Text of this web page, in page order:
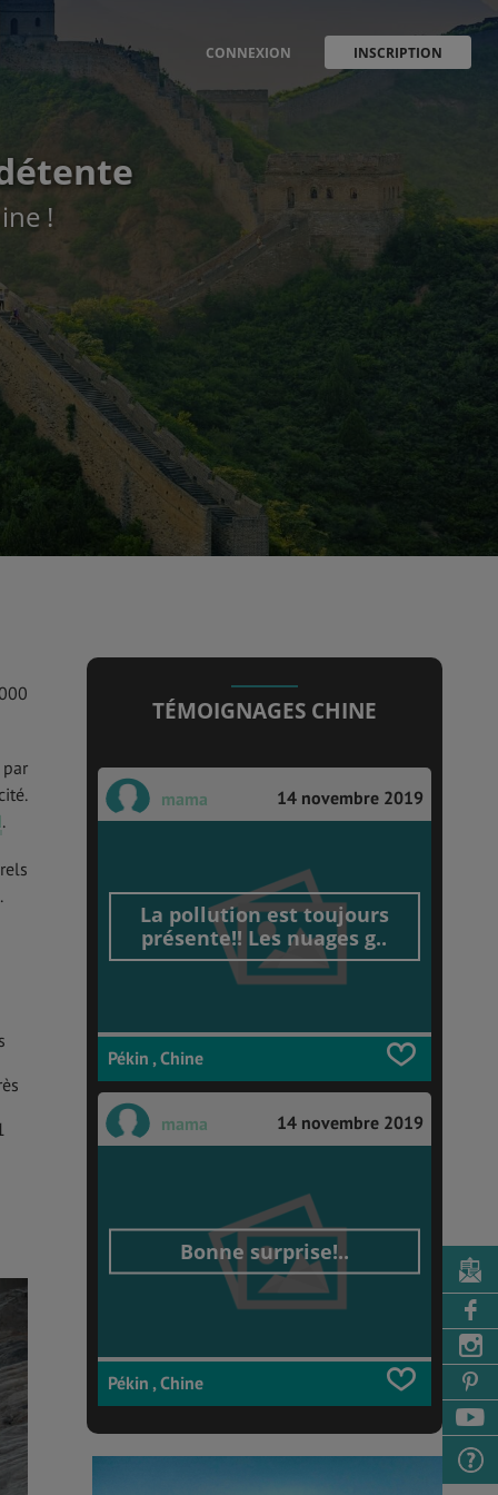
CONNEXION INSCRIPTION
!
.
TÉMOIGNAGES CHINE
mama 14 novembre 2019
La pollution est toujours
présente!! Les nuages g..
Pékin , Chine
mama 14 novembre 2019
Bonne surprise!..
Pékin , Chine